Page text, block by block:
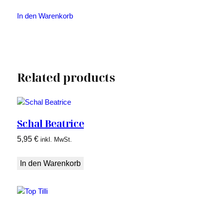
In den Warenkorb
Related products
Schal Beatrice
5,95 € inkl. MwSt.
In den Warenkorb